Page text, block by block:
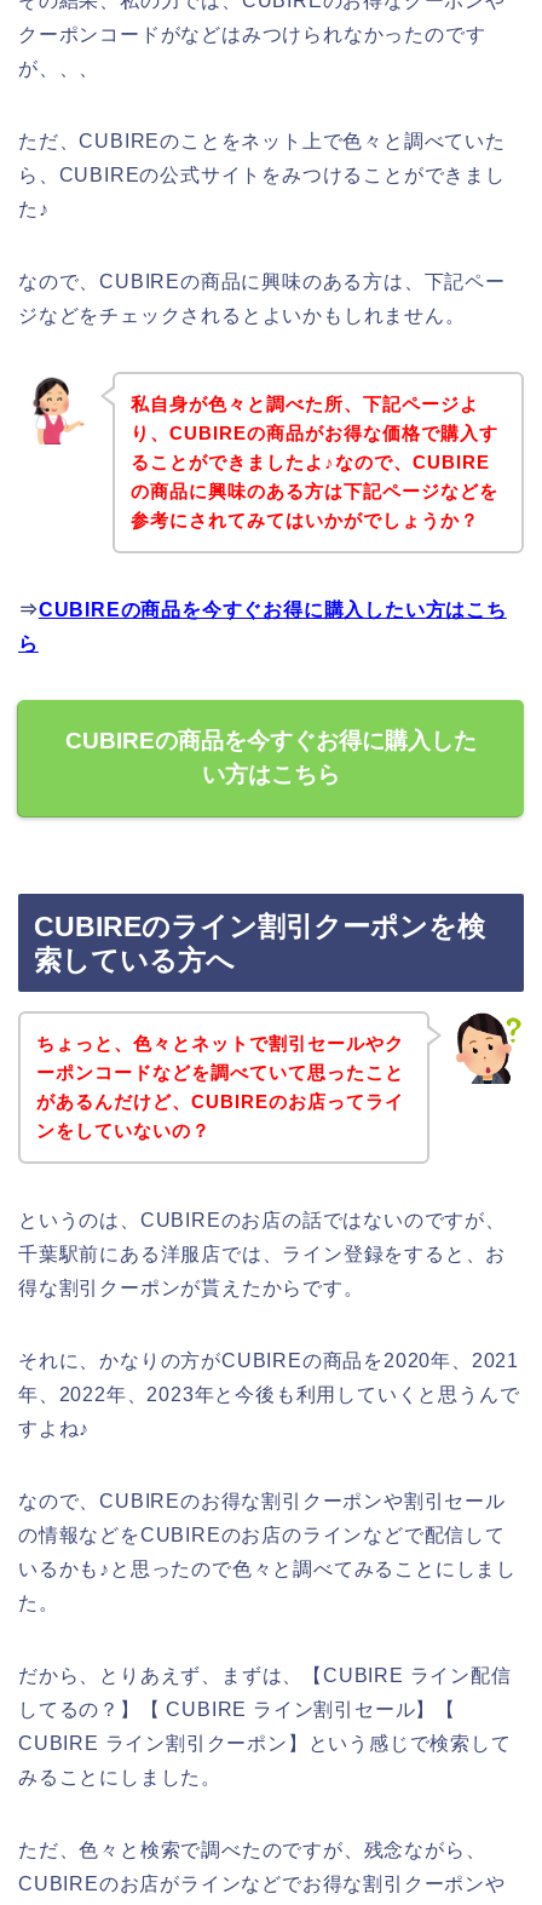
クーポンコードがなどはみつけられなかったのです
が、、、
ただ、CUBIREのことをネット上で色々と調べていた
ら、CUBIREの公式サイトをみつけることができまし
た♪
なので、CUBIREの商品に興味のある方は、下記ペー
ジなどをチェックされるとよいかもしれません。
私自身が色々と調べた所、下記ページよ
り、CUBIREの商品がお得な価格で購入す
ることができましたよ♪なので、CUBIRE
の商品に興味のある方は下記ページなどを
参考にされてみてはいかがでしょうか？
⇒CUBIREの商品を今すぐお得に購入したい方はこち
ら
CUBIREの商品を今すぐお得に購入した
い方はこちら
CUBIREのライン割引クーポンを検
索している方へ
ちょっと、色々とネットで割引セールやク
ーポンコードなどを調べていて思ったこと
があるんだけど、CUBIREのお店ってライ
ンをしていないの？
というのは、CUBIREのお店の話ではないのですが、
千葉駅前にある洋服店では、ライン登録をすると、お
得な割引クーポンが貰えたからです。
それに、かなりの方がCUBIREの商品を2020年、2021
年、2022年、2023年と今後も利用していくと思うんで
すよね♪
なので、CUBIREのお得な割引クーポンや割引セール
の情報などをCUBIREのお店のラインなどで配信して
いるかも♪と思ったので色々と調べてみることにしまし
た。
だから、とりあえず、まずは、【CUBIRE ライン配信
してるの？】【 CUBIRE ライン割引セール】【
CUBIRE ライン割引クーポン】という感じで検索して
みることにしました。
ただ、色々と検索で調べたのですが、残念ながら、
CUBIREのお店がラインなどでお得な割引クーポンや